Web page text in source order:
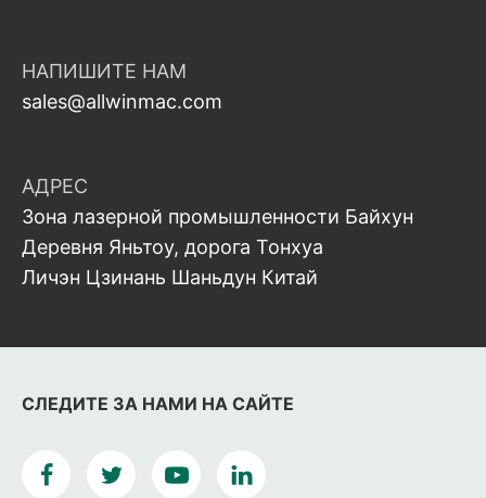
СЛЕДИТЕ ЗА НАМИ НА САЙТЕ
НАПИШИТЕ НАМ
sales@allwinmac.com
АДРЕС
Зона лазерной промышленности Байхун
Деревня Яньтоу, дорога Тонхуа
Личэн Цзинань Шаньдун Китай